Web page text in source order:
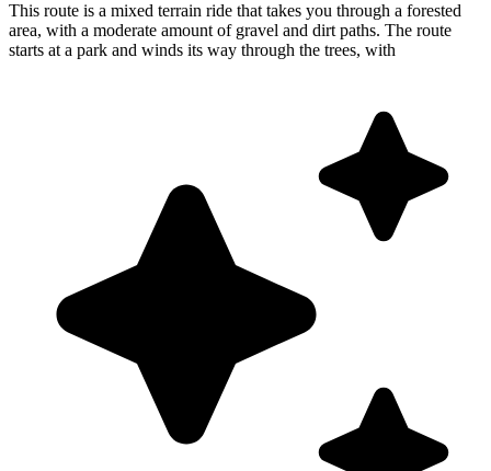
This route is a mixed terrain ride that takes you through a forested
area, with a moderate amount of gravel and dirt paths. The route
starts at a park and winds its way through the trees, with